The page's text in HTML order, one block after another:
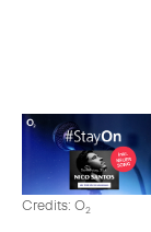
Credits: O2